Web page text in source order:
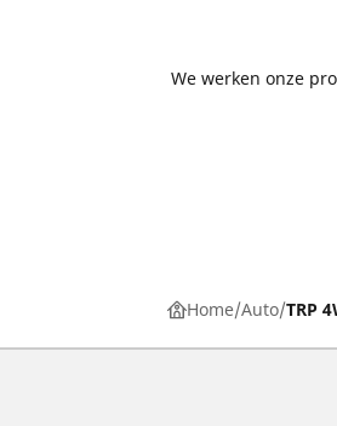
We werken onze
Home Auto TRP